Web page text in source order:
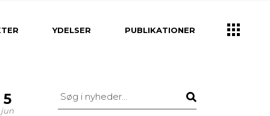
YDELSER
Brugerinddragelse
PUBLIKATIONER
Helhedsplan
5
jun
Søg